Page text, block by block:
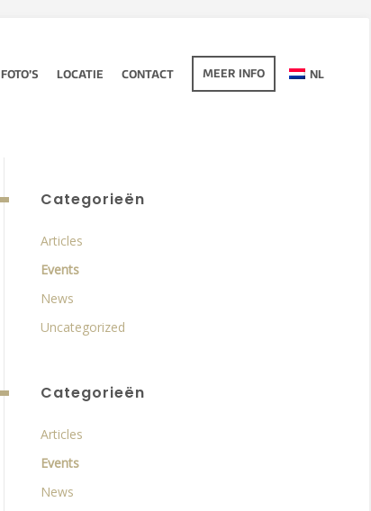
FOTO’S LOCATIE CONTACT MEER INFO NL
Categorieën
Articles
Events
News
Uncategorized
Categorieën
Articles
Events
News